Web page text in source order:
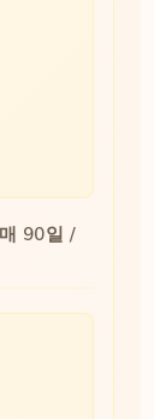
90일 /